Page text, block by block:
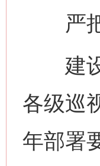
严把
建设
各级巡
年部署